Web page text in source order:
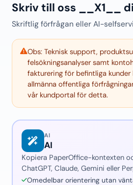
Skriv till oss __X1__
Skriftlig förfrågan eller AI-
Obs: Teknisk support,
felsökningsanalyser samt
fakturering för befintliga
allmänna offentliga
vår kundportal för detta.
AI
AI
Kopiera PaperOffice-kontexten
ChatGPT, Claude, Gemini eller
Omedelbar orientering utan